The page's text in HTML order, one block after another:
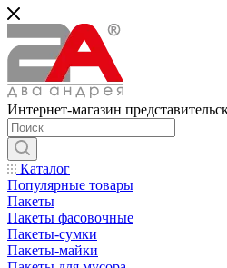
Интернет-магазин
Каталог
Популярные товары
Пакеты
Пакеты фасовочные
Пакеты-сумки
Пакеты-майки